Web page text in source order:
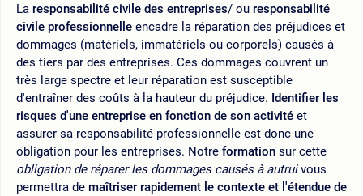
La responsabilité civile des entreprises/ ou responsabilité
civile professionnelle encadre la réparation des préjudices et
dommages (matériels, immatériels ou corporels) causés à
des tiers par des entreprises. Ces dommages couvrent un
très large spectre et leur réparation est susceptible
d'entraîner des coûts à la hauteur du préjudice. Identifier les
risques d'une entreprise en fonction de son activité et
assurer sa responsabilité professionnelle est donc une
obligation pour les entreprises. Notre formation sur cette
obligation de réparer les dommages causés à autruivous
permettra de maîtriser rapidement le contexte et l'étendue de